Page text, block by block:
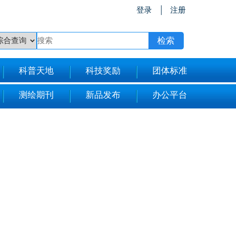
登录 注册
科普天地 科技奖励 团体标准
测绘期刊 新品发布 办公平台